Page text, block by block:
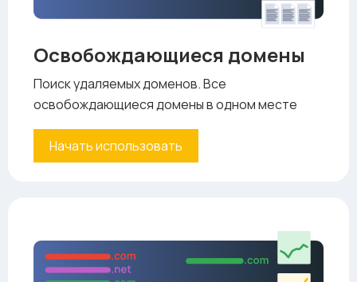
Освобождающиеся домены
Поиск удаляемых доменов. Все
освобождающиеся домены в одном месте
Начать использовать